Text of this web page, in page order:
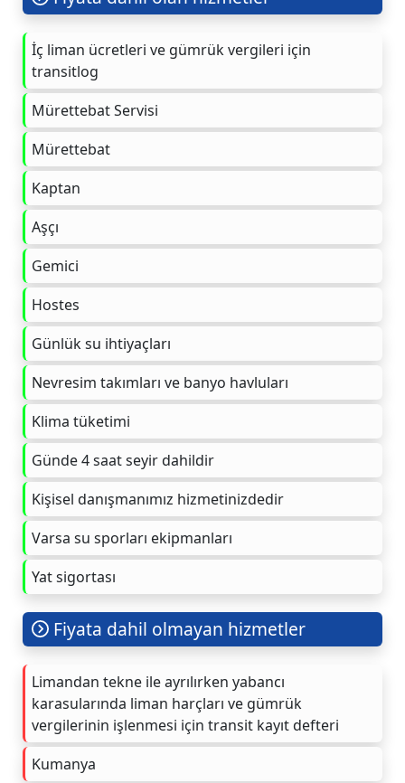
İç liman ücretleri ve gümrük vergileri için
transitlog
Mürettebat Servisi
Mürettebat
Kaptan
Aşçı
Gemici
Hostes
Günlük su ihtiyaçları
Nevresim takımları ve banyo havluları
Klima tüketimi
Günde 4 saat seyir dahildir
Kişisel danışmanımız hizmetinizdedir
Varsa su sporları ekipmanları
Yat sigortası
Fiyata dahil olmayan hizmetler
Limandan tekne ile ayrılırken yabancı
karasularında liman harçları ve gümrük
vergilerinin işlenmesi için transit kayıt defteri
Kumanya